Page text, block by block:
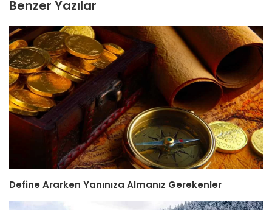
Benzer Yazılar
Define Ararken Yanınıza Almanız Gerekenler